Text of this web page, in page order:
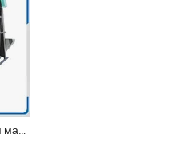
LQ-114-D04 Автоматическая машина для выдувного формования ПЭТ бутылок